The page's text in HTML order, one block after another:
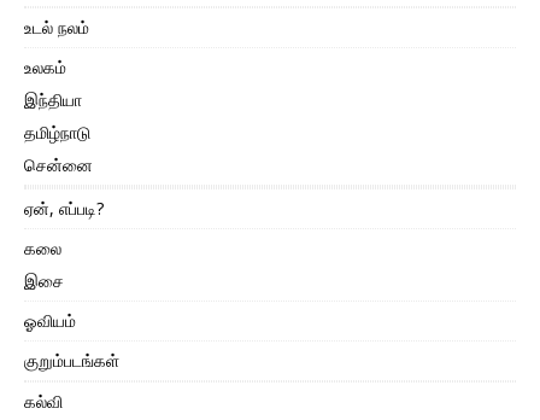
உடல் நலம்
உலகம்
இந்தியா
தமிழ்நாடு
சென்னை
ஏன், எப்படி?
கலை
இசை
ஓவியம்
குறும்படங்கள்
கல்வி